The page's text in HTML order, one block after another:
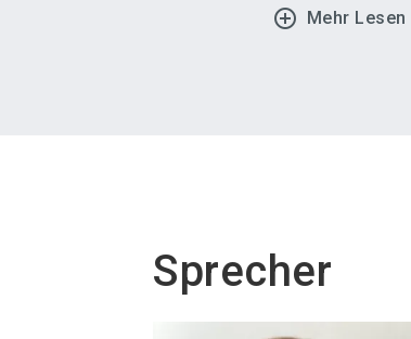
add_circle_outline Mehr Lesen
Sprecher